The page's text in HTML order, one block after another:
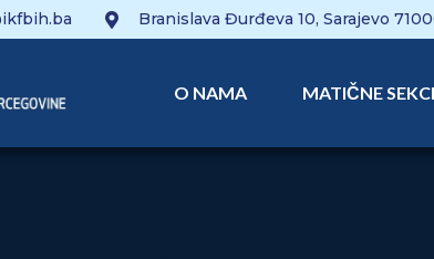
Branislava Đurđeva 10, Sarajevo
O NAMA MATIČNE